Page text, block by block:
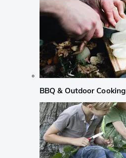
BBQ & Outdoor Cooking